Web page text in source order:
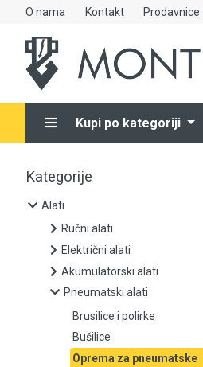
O nama Kontakt Prodavnice
Kupi po kategoriji
Alati
Ručni alati
Električni alati
Pneumatski alati
Brusilice i polirke
Bušilice
Oprema za pneumatske alate
Ostali pneumatski alati
Kategorije
Alati
Ručni alati
Električni alati
Akumulatorski alati
Pneumatski alati
Brusilice i polirke
Bušilice
Oprema za pneumatske